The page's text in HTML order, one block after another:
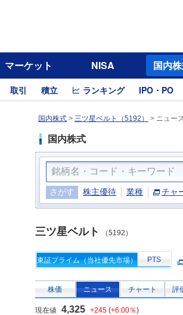
マーケット NISA 国内
取引 積立 ランキング IPO・PO
国内株式 > 三ツ星ベルト（5192） > ニュー
国内株式
さがす 株主優待 業種 チャ
三ツ星ベルト （5192）
東証プライム（当社優先市場） PTS
株価 ニュース チャート 評
現在値 4,325 +245 (+6.00％)